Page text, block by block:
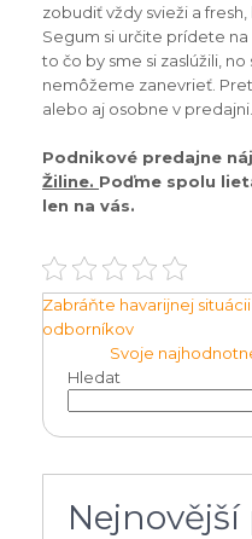
zobudiť vždy svieži a
Segum si určite prídete na
to čo by sme si zaslúžili,
nemôžeme zanevrieť.
alebo aj osobne v predajni.
Podnikové predajne
Žiline. Poďme spolu
len na vás.
Navigace
pro
příspěvek
Zabráňte havarijnej
odborníkov
Svoje
Hledat